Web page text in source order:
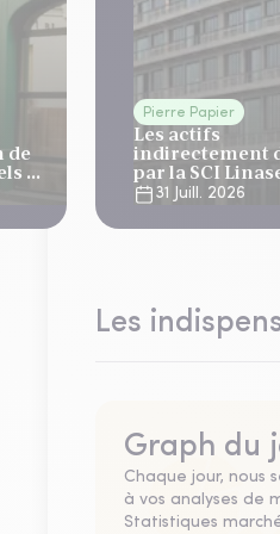
de
4
Pierre Papier
Les actifs
indirectement
par la SCI
31 Juill. 2026
Les
Graph du
Chaque jour, nous
à vos analyses de
Statistiques